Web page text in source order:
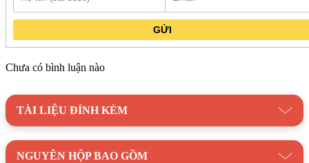
GỬI
Chưa có bình luận nào
TÀI LIỆU ĐÍNH KÈM
NGUYÊN HỘP BAO GỒM